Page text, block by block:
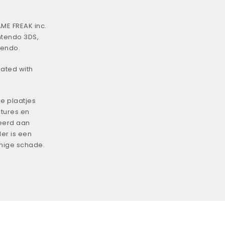
FREAK inc.
3DS,
with
plaatjes
en
aan
is een
schade.